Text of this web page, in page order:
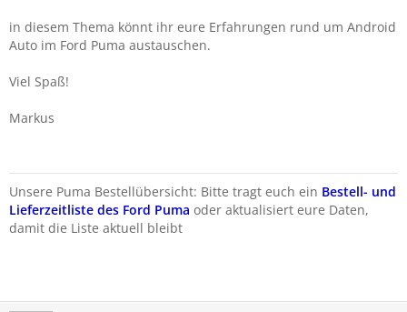
in diesem Thema könnt ihr eure Erfahrungen rund um Android
Auto im Ford Puma austauschen.
Viel Spaß!
Markus
Unsere Puma Bestellübersicht: Bitte tragt euch ein Bestell- und
Lieferzeitliste des Ford Puma oder aktualisiert eure Daten,
damit die Liste aktuell bleibt